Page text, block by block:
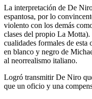
La interpretación de De
espantosa, por lo
violento con los demás
clases del propio La
cualidades formales de
en blanco y negro de
al neorrealismo italiano.
Logró transmitir De Niro
que un oficio y una